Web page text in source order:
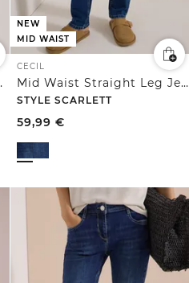
NEW
MID WAIST
CECIL
Mid Waist Straight Leg Jeans im Casual Fit
STYLE SCARLETT
59,99 €